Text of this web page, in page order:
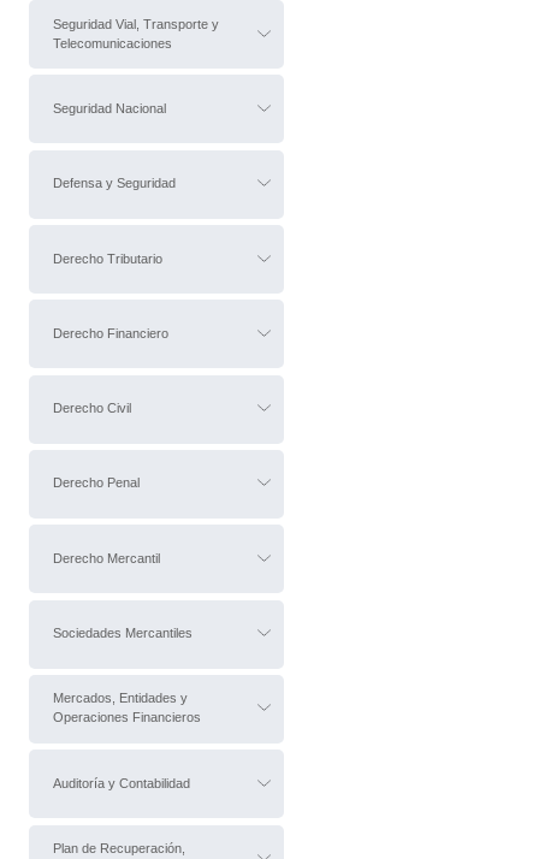
Seguridad Vial, Transporte y
Telecomunicaciones
Seguridad Nacional
Defensa y Seguridad
Derecho Tributario
Derecho Financiero
Derecho Civil
Derecho Penal
Derecho Mercantil
Sociedades Mercantiles
Mercados, Entidades y
Operaciones Financieros
Auditoría y Contabilidad
Plan de Recuperación,